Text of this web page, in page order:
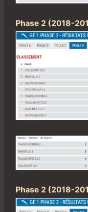
Phase 2 (2018-
Phase 2 (2018-